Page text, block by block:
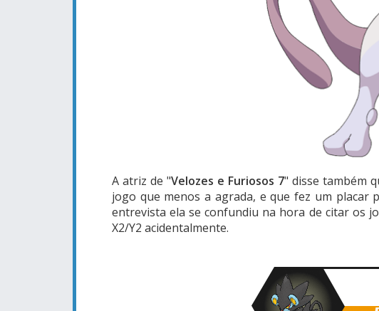
A atriz de "Velozes e Furiosos 7" disse também
jogo que menos a agrada, e que fez um placar
entrevista ela se confundiu na hora de citar os
X2/Y2 acidentalmente.